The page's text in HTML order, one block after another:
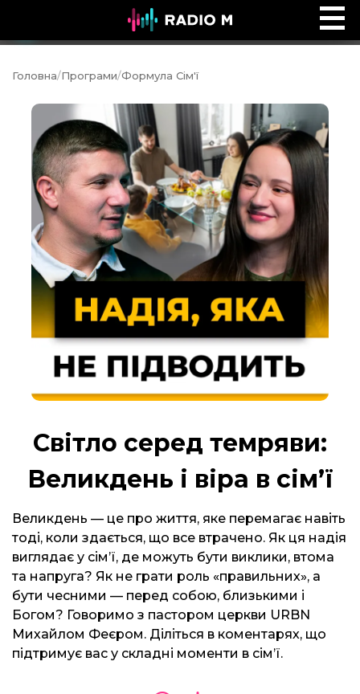
Ефір Radio M
Головна/Програми/Формула Сім'ї
Світло серед темряви:
Великдень і віра в сім’ї
Великдень — це про життя, яке перемагає навіть
тоді, коли здається, що все втрачено. Як ця надія
виглядає у сім’ї, де можуть бути виклики, втома
та напруга? Як не грати роль «правильних», а
бути чесними — перед собою, близькими і
Богом? Говоримо з пастором церкви URBN
Михайлом Феєром. Діліться в коментарях, що
підтримує вас у складні моменти в сім’ї.